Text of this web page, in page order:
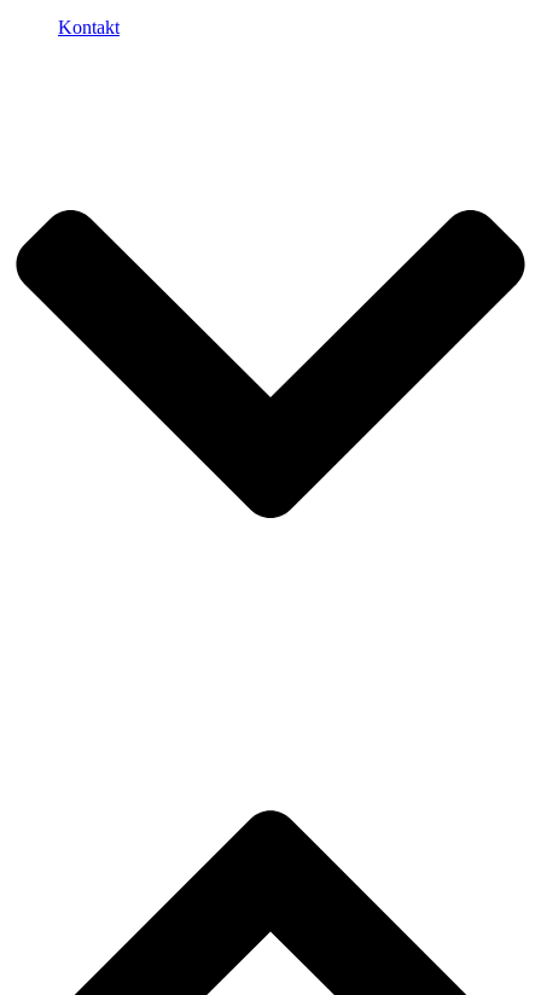
Kontakt